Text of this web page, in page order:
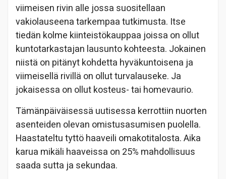
viimeisen rivin alle jossa suositellaan
vakiolauseena tarkempaa tutkimusta. Itse
tiedän kolme kiinteistökauppaa joissa on ollut
kuntotarkastajan lausunto kohteesta. Jokainen
niistä on pitänyt kohdetta hyväkuntoisena ja
viimeisellä rivillä on ollut turvalauseke. Ja
jokaisessa on ollut kosteus- tai homevaurio.
Tämänpäiväisessä uutisessa kerrottiin nuorten
asenteiden olevan omistusasumisen puolella.
Haastateltu tyttö haaveili omakotitalosta. Aika
karua mikäli haaveissa on 25% mahdollisuus
saada sutta ja sekundaa.